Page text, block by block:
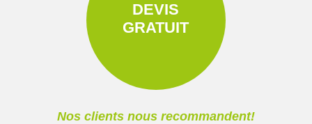
DEVIS
GRATUIT
Nos clients nous recommandent!